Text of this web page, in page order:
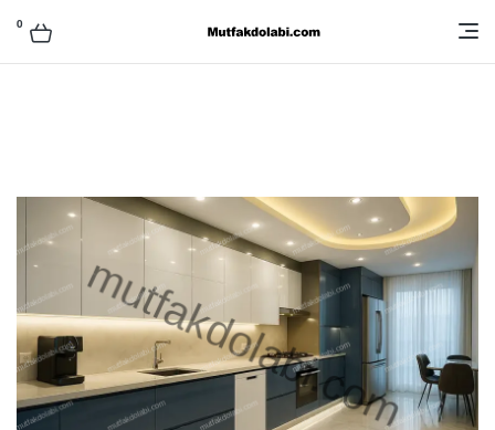
Mutfak
ve
Fiyatları
0